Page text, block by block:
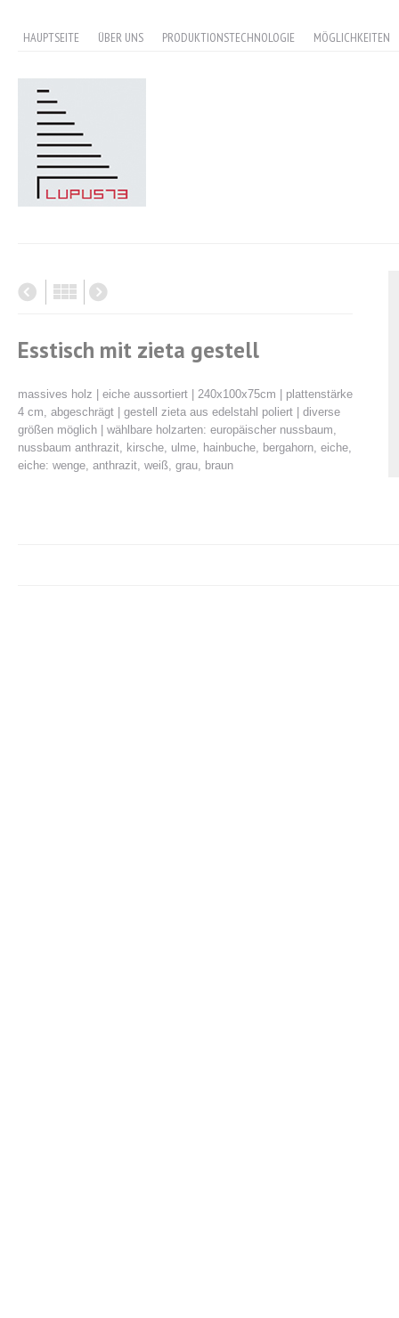
HAUPTSEITE ÜBER UNS PRODUKTIONSTECHNOLOGIE MÖGLICHKEITEN
Esstisch mit zieta gestell
massives holz | eiche aussortiert | 240x100x75cm | plattenstärke
4 cm, abgeschrägt | gestell zieta aus edelstahl poliert | diverse
größen möglich | wählbare holzarten: europäischer nussbaum,
nussbaum anthrazit, kirsche, ulme, hainbuche, bergahorn, eiche,
eiche: wenge, anthrazit, weiß, grau, braun